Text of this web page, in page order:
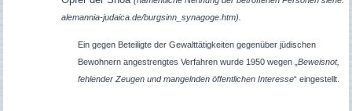
alemannia-judaica.de/burgsinn_synagoge.htm).
Ein gegen Beteiligte der Gewalttätigkeiten gegenüber jüdischen
Bewohnern angestrengtes Verfahren wurde 1950 wegen „Beweisnot,
fehlender Zeugen und mangelnden öffentlichen Interesse“ eingestellt.